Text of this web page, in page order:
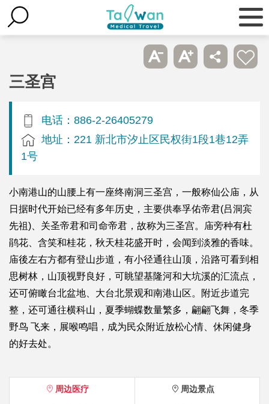
三圣宫
电话：886-2-26405279
地址：221 新北市汐止区民权街1段1巷12弄
1号
小南港山的山腰上有一座终南洞三圣宫，一般称仙公庙，从
日据时代开始已经有多年历史，主要供奉孚佑帝君(吕洞宾
先祖)、关圣帝君和司命帝君，故称为三圣宫。庙旁种有杜
鹃花、含笑和桂花，秋天桂花盛开时，会闻到淡雅的香味。
庙後左右方都有登山步道，有小径通往山顶，沿路可看到相
思树林，山顶视野良好，可眺望基隆河和大坑溪的汇流点，
还可俯瞰台北盆地、大台北景观和南港山区。附近步道完
整，还可通往横科山，夏季蝴蝶数量繁多，翩翩飞舞，冬季
野鸟 飞来，展喉鸣唱，成为民众附近放松心情、休闲健身
的好去处。
周边医疗 周边景点